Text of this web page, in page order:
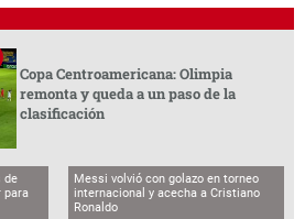
Copa Centroamericana: Olimpia
remonta y queda a un paso de la
clasificación
de
para
Messi volvió con golazo en torneo
internacional y acecha a Cristiano
Ronaldo